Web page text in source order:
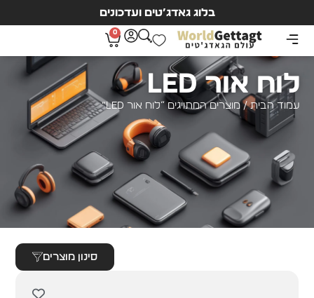
בלוג גאדג’טים ועדכונים
0
לוח אור LED
עמוד הבית/ מוצרים המתויגים “לוח אור LED”
סינון מוצרים